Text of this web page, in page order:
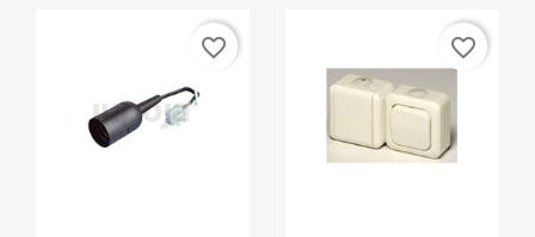
favorite_border favorite_border